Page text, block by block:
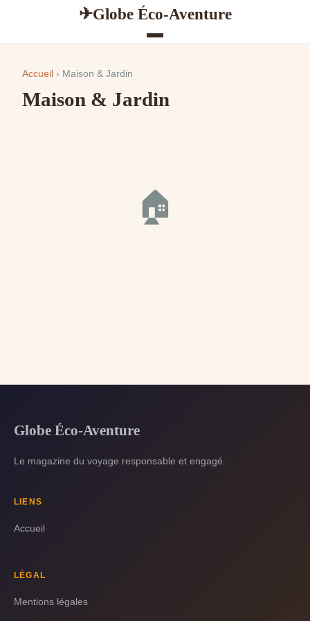
✈Globe Éco-Aventure
Accueil › Maison & Jardin
Maison & Jardin
🏠
Globe Éco-Aventure
Le magazine du voyage responsable et engagé.
LIENS
Accueil
LÉGAL
Mentions légales